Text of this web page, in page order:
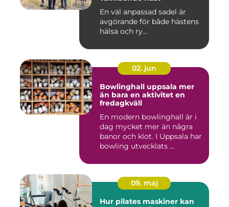
En väl anpassad sadel är
avgörande för både hästens
hälsa och ry...
02. jun
Bowlinghall uppsala mer
än bara en aktivitet en
fredagkväll
En modern bowlinghall är i
dag mycket mer än några
banor och klot. I Uppsala har
bowling utvecklats ...
09. maj
Hur pilates maskiner kan